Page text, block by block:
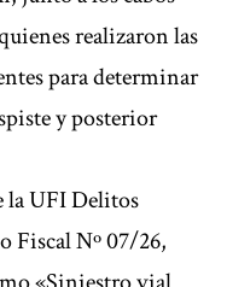
realizaron las
para determinar
y posterior
la UFI Delitos
Fiscal Nº 07/26,